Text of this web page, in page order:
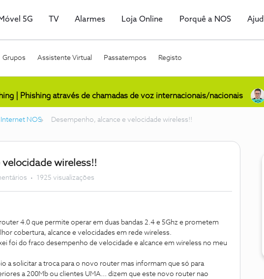
5G TV Alarmes Loja Online Porquê a NOS
Grupos Assistente Virtual Passatempos Registo
| Phishing através de chamadas de voz internacionais/nacionais
Internet NOS Desempenho, alcance e velocidade wireless!!
wireless!!
1925 visualizações
4.0 que permite operar em duas bandas 2.4 e 5Ghz e prometem
cobertura, alcance e velocidades em rede wireless.
foi do fraco desempenho de velocidade e alcance em wireless no meu
a solicitar a troca para o novo router mas informam que só para
a 200Mb ou clientes UMA... dizem que este novo router nao